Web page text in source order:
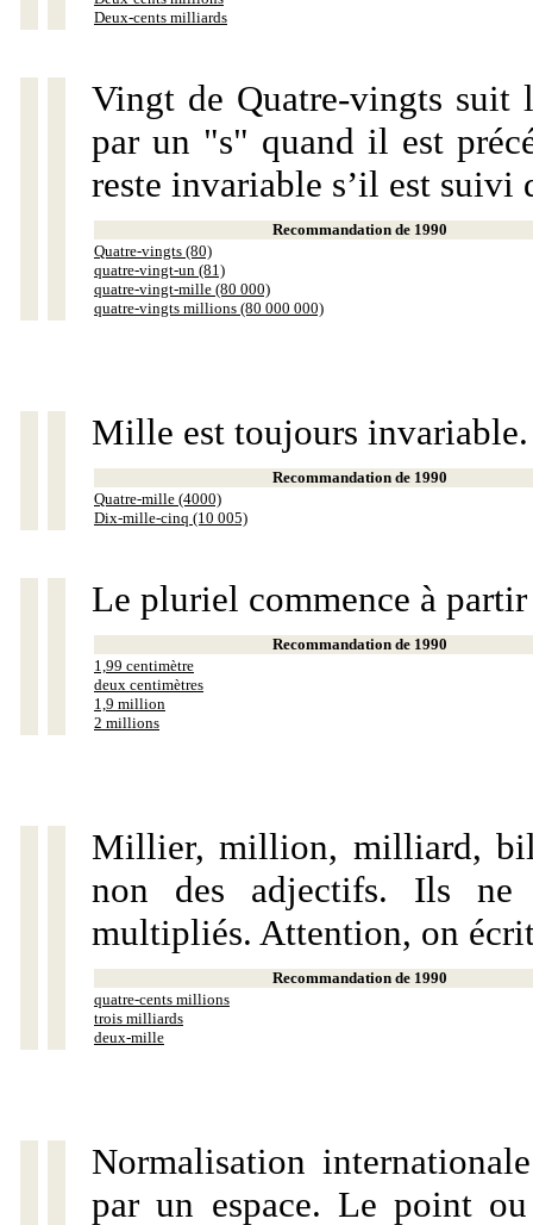
Deux-cents milliards
Vingt de Quatre-vingts suit
par un "s" quand il est
reste invariable s’il est suivi
Recommandation de 1990
Quatre-vingts (80)
quatre-vingt-un (81)
quatre-vingt-mille (80 000)
quatre-vingts millions (80 000 000)
Mille est toujours invariable.
Recommandation de 1990
Quatre-mille (4000)
Dix-mille-cinq (10 005)
Le pluriel commence à
Recommandation de 1990
1,99 centimètre
deux centimètres
1,9 million
2 millions
Millier, million, milliard,
non des adjectifs. Ils ne
multipliés. Attention, on
Recommandation de 1990
quatre-cents millions
trois milliards
deux-mille
Normalisation
par un espace. Le point